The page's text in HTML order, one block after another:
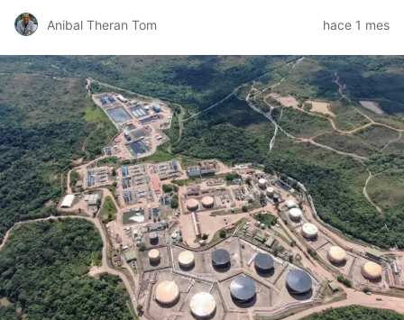
Anibal Theran Tom hace 1 mes